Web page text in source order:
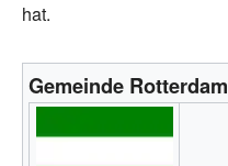
hat.
Gemeinde Rotterdam